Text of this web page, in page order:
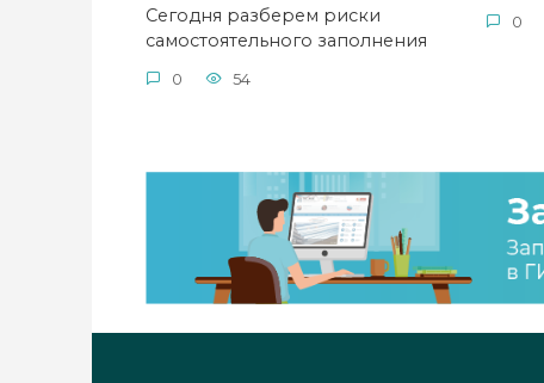
Сегодня разберем риски
самостоятельного заполнения
0 54
0